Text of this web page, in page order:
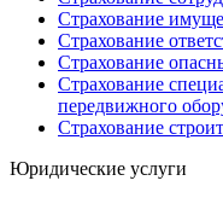
Страхование
Страхование
Страхование
Страхование
передвижного
Страхование
Юридические услуги